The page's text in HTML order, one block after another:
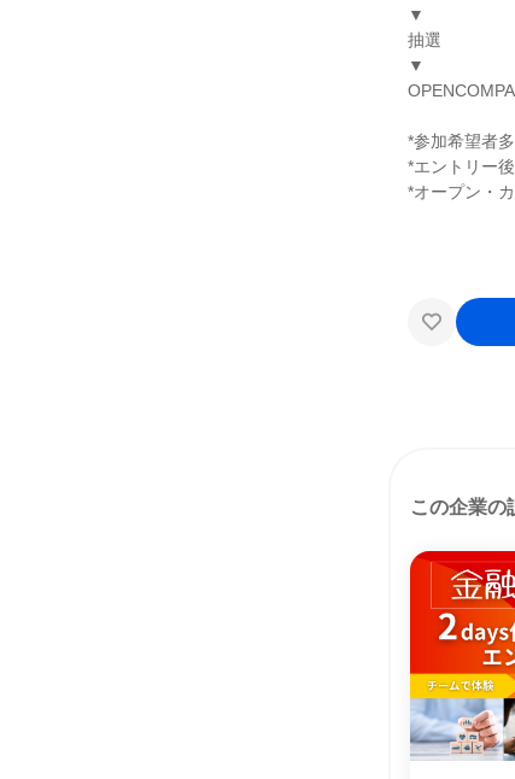
▼
抽選
▼
*参加希望者
*エントリー
*オープン・
この企業の